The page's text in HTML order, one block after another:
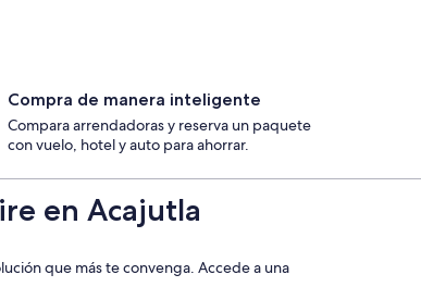
Compra de manera inteligente
Compara arrendadoras y reserva un paquete
con vuelo, hotel y auto para ahorrar.
en Acajutla
que más te convenga. Accede a una